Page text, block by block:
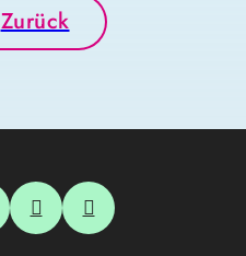
Zurück